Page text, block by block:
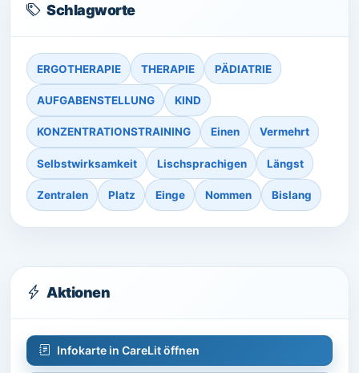
Schlagworte
ERGOTHERAPIE THERAPIE PÄDIATRIE
AUFGABENSTELLUNG KIND
KONZENTRATIONSTRAINING Einen Vermehrt
Selbstwirksamkeit Lischsprachigen Längst
Zentralen Platz Einge Nommen Bislang
Aktionen
Infokarte in CareLit öffnen